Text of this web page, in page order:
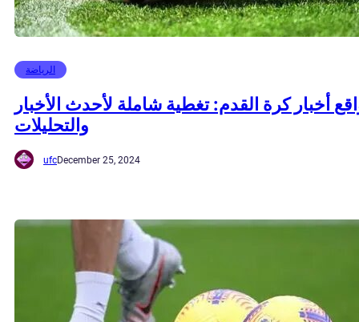
الرياضة
أخبار كرة القدم: تغطية شاملة لأحدث الأخبار
والتحليلات
ufcDecember 25, 2024